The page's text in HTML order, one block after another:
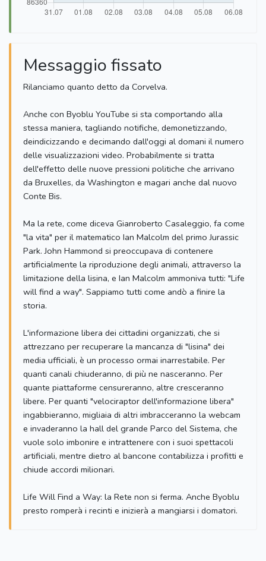
Messaggio fissato
Rilanciamo quanto detto da Corvelva.
Anche con Byoblu YouTube si sta comportando alla
stessa maniera, tagliando notifiche, demonetizzando,
deindicizzando e decimando dall'oggi al domani il numero
delle visualizzazioni video. Probabilmente si tratta
dell'effetto delle nuove pressioni politiche che arrivano
da Bruxelles, da Washington e magari anche dal nuovo
Conte Bis.
Ma la rete, come diceva Gianroberto Casaleggio, fa come
"la vita" per il matematico Ian Malcolm del primo Jurassic
Park. John Hammond si preoccupava di contenere
artificialmente la riproduzione degli animali, attraverso la
limitazione della lisina, e Ian Malcolm ammoniva tutti: "Life
will find a way". Sappiamo tutti come andò a finire la
storia.
L'informazione libera dei cittadini organizzati, che si
attrezzano per recuperare la mancanza di "lisina" dei
media ufficiali, è un processo ormai inarrestabile. Per
quanti canali chiuderanno, di più ne nasceranno. Per
quante piattaforme censureranno, altre cresceranno
libere. Per quanti "velociraptor dell'informazione libera"
ingabbieranno, migliaia di altri imbracceranno la webcam
e invaderanno la hall del grande Parco del Sistema, che
vuole solo imbonire e intrattenere con i suoi spettacoli
artificiali, mentre dietro al bancone contabilizza i profitti e
chiude accordi milionari.
Life Will Find a Way: la Rete non si ferma. Anche Byoblu
presto romperà i recinti e inizierà a mangiarsi i domatori.